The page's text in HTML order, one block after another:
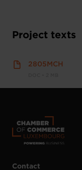
Project texts
2805MCH
Contact